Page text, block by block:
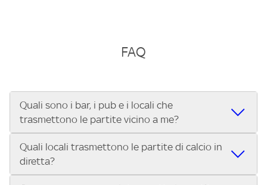
FAQ
Quali sono i bar, i pub e i locali che
trasmettono le partite vicino a me?
Se cerchi un bar, pub, ristorante o locale vicino a te per
vedere le partite di Serie A ENILIVE, la Serie C Sky Wifi, la
UEFA Champions League, la UEFA Europa League, la UEFA
Quali locali trasmettono le partite di calcio in
diretta?